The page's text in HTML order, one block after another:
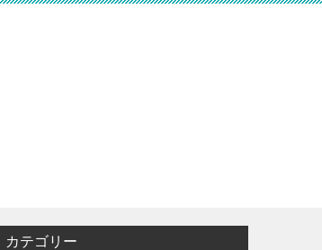
カテゴリー